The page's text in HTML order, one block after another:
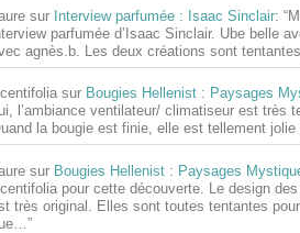
sur Interview parfumée : Isaac Sinclair: “
parfumée d’Isaac Sinclair. Ube belle
agnès.b. Les deux créations sont
sur Bougies Hellenist : Paysages
l’ambiance ventilateur/ climatiseur est très
la bougie est finie, elle est tellement
sur Bougies Hellenist : Paysages
pour cette découverte. Le design
très original. Elles sont toutes tentantes pour
”